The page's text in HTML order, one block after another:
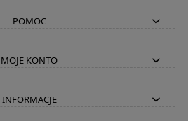
POMOC
MOJE KONTO
INFORMACJE